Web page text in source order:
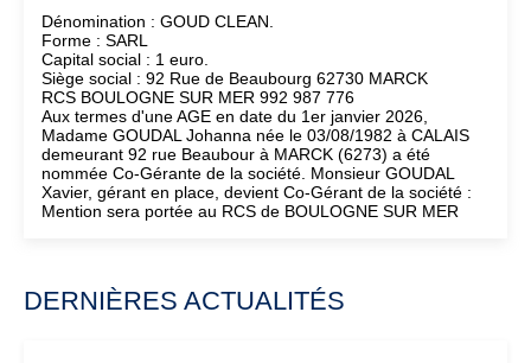
Dénomination : GOUD CLEAN.
Forme : SARL
Capital social : 1 euro.
Siège social : 92 Rue de Beaubourg 62730 MARCK
RCS BOULOGNE SUR MER 992 987 776
Aux termes d'une AGE en date du 1er janvier 2026,
Madame GOUDAL Johanna née le 03/08/1982 à CALAIS
demeurant 92 rue Beaubour à MARCK (6273) a été
nommée Co-Gérante de la société. Monsieur GOUDAL
Xavier, gérant en place, devient Co-Gérant de la société :
Mention sera portée au RCS de BOULOGNE SUR MER
DERNIÈRES ACTUALITÉS